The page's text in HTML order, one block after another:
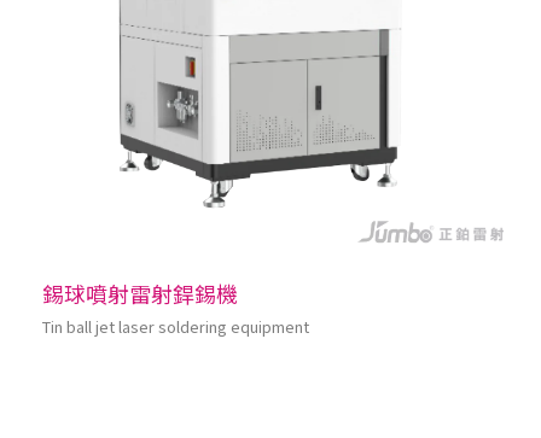
錫球噴射雷射銲錫機
Tin ball jet laser soldering equipment